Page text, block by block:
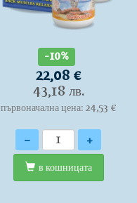
-10%
22,08 €
43,18 лв.
първоначална цена: 24,53 €
Количество
- +
в кошницата